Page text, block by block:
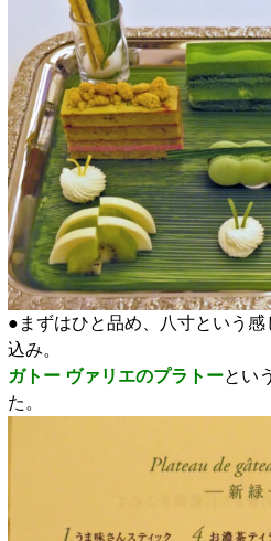
●まずはひと品め、八寸という感
込み。
ガトー ヴァリエのプラトーとい
た。